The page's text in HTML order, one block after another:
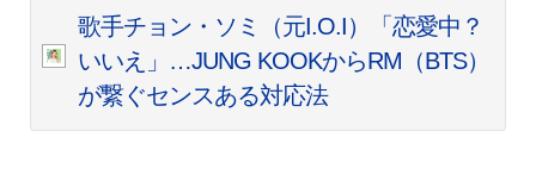
歌手チョン・ソミ（元I.O.I）「恋愛中？
いいえ」…JUNG KOOKからRM（BTS）
が繋ぐセンスある対応法